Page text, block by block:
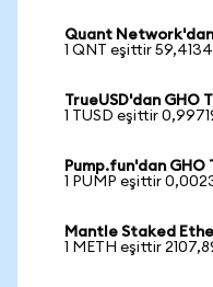
Quant
1 QNT eşittir
TrueUSD'dan GHO
1 TUSD eşittir
Pump.fun'dan GHO
1 PUMP eşittir
Mantle Staked
1 METH eşittir